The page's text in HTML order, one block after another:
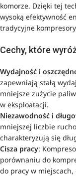
komorze. Dzięki tej
wysoką efektywność
tradycyjne kompresory
Cechy, które
Wydajność i
zapewniają stałą
mniejsze zużycie
w eksploatacji.
Niezawodność i
mniejszej liczbie
charakteryzują się
Cisza pracy:
porównaniu do
do pracy w miejscach,